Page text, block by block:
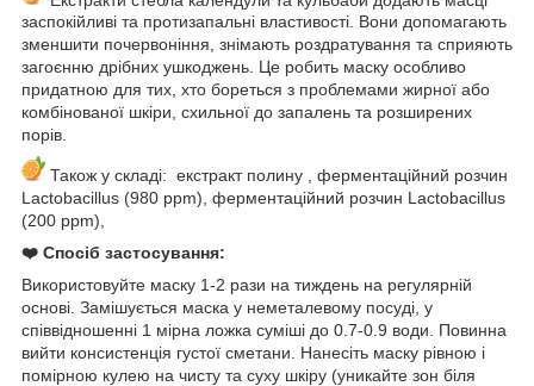
заспокійливі та протизапальні властивості. Вони допомагають
зменшити почервоніння, знімають роздратування та сприяють
загоєнню дрібних ушкоджень. Це робить маску особливо
придатною для тих, хто бореться з проблемами жирної або
комбінованої шкіри, схильної до запалень та розширених
порів.
Також у складі: екстракт полину , ферментаційний розчин
Lactobacillus (980 ppm), ферментаційний розчин Lactobacillus
(200 ppm),
❤️ Спосіб застосування:
Використовуйте маску 1-2 рази на тиждень на регулярній
основі. Замішується маска у неметалевому посуді, у
співвідношенні 1 мірна ложка суміші до 0.7-0.9 води. Повинна
вийти консистенція густої сметани. Нанесіть маску рівною і
помірною кулею на чисту та суху шкіру (уникайте зон біля